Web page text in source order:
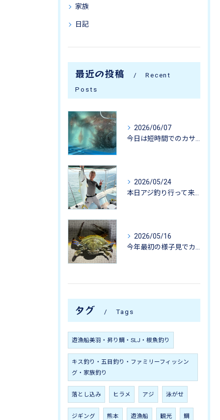
家族
日記
最近の投稿
Recent
Posts
2026/06/07
2026/05/24
2026/05/16
タグ Tags
遊漁船美羽・昇り鯛・SLJ・根魚釣り
キス釣り・五目釣り・ファミリーフィッシン
グ・家族釣り
落とし込み ヒラメ アジ 泳がせ
ジギング 熊本 遊漁船 観光 鯛